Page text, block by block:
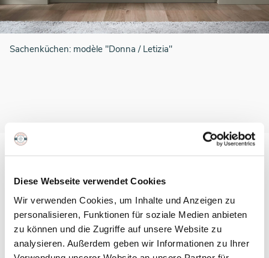
Diese Webseite verwendet Cookies
Wir verwenden Cookies, um Inhalte und Anzeigen zu
personalisieren, Funktionen für soziale Medien anbieten
zu können und die Zugriffe auf unsere Website zu
analysieren. Außerdem geben wir Informationen zu Ihrer
Sachenküchen: modèle "Donna / Letizia"
Vous avez des
questions ? Nous avons